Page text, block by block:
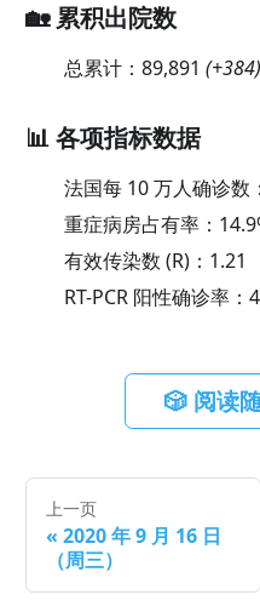
🏡 累积出院数
总累计： 89,891 (+384)
📊 各项指标数据
法国每 10 万人确诊数：
重症病房占有率： 14.9
有效传染数 (R)： 1.21
RT-PCR 阳性确诊率：
🎲 阅读
上一页
« 2020 年 9 月 16 日
（周三）